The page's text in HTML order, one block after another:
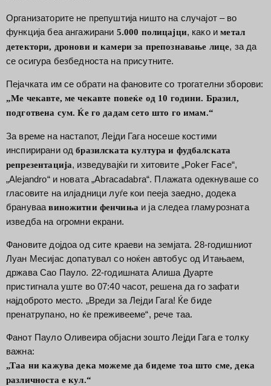
Организаторите не препуштија ништо на случајот – во
функција беа ангажирани 5.000 полицајци, како иметал
детектори, дронови и камери за препознавање лице, за да
се осигура безбедноста на присутните.
Пејачката им се обрати на фановите со трогателни зборови:
„Ме чекавте, ме чекавте повеќе од 10 години. Бразил,
подготвена сум. Ќе го дадам сето што го имам.“
За време на настапот, Лејди Гага носеше костими
инспирирани одбразилската култура и фудбалската
репрезентација, изведувајќи ги хитовите „Poker Face“,
„Alejandro“ и новата „Abracadabra“. Плажата одекнуваше со
гласовите на илјадници луѓе кои пееја заедно, додека
брануваавиножитни фенчиња и ја следеа гламурозната
изведба на огромни екрани.
Фановите дојдоа од сите краеви на земјата. 28-годишниот
Луан Месијас допатувал со ноќен автобус од Итањаем,
држава Сао Пауло. 22-годишната Алиша Дуарте
пристигнала уште во 07:40 часот, решена да го зафати
најдоброто место. „Вреди за Лејди Гага! Ќе биде
пренатрупано, но ќе преживееме“, рече таа.
Фанот Пауло Оливеира објасни зошто Лејди Гага е толку
важна:
„Таа ни кажува дека можеме да бидеме тоа што сме, дека
различноста е кул.“